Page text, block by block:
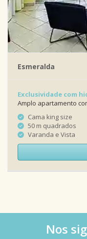
Esmeralda
Exclusividade com
Amplo apartamento
Cama king size
50 m quadrados
Varanda e Vista
Nos